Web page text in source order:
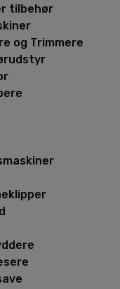
tilbehør
og Trimmere